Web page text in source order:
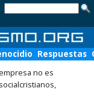
Respuestas
no es